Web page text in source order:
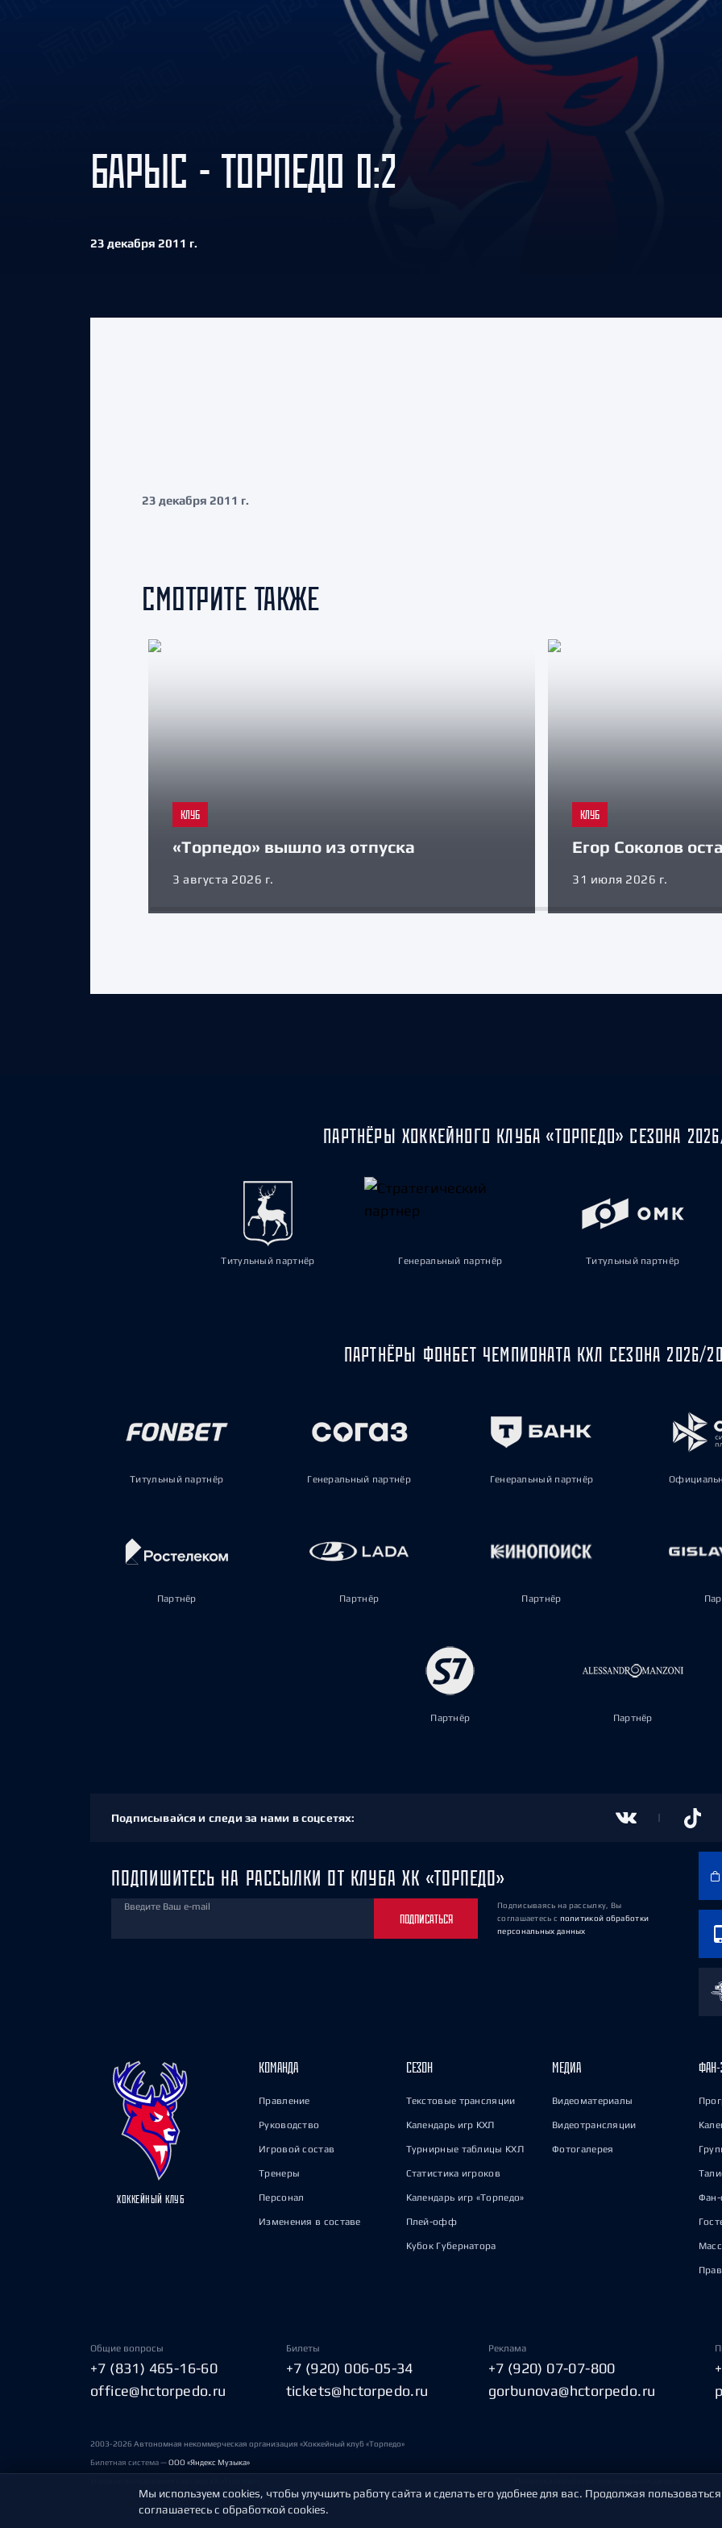
Амур
Барыс
Салават Юлаев
Сибирь
БАРЫС - ТОРПЕДО 0:2
23 декабря 2011 г.
23 декабря 2011 г.
СМОТРИТЕ ТАКЖЕ
КЛУБ
«Торпедо» вышло из отпуска
3 августа 2026 г.
КЛУБ
Егор Соколов
31 июля 2026 г.
ПАРТНЁРЫ ХОККЕЙНОГО КЛУБА «ТОРПЕДО» СЕЗОНА
Титульный партнёр Генеральный партнёр Титульный партнёр
ПАРТНЁРЫ ФОНБЕТ ЧЕМПИОНАТА КХЛ СЕЗОНА 2026/
Титульный партнёр Генеральный партнёр Генеральный партнёр
Партнёр Партнёр Партнёр
Партнёр Партнёр
Подписывайся и следи за нами в соцсетях:
ПОДПИШИТЕСЬ НА РАССЫЛКИ ОТ КЛУБА ХК «ТОРПЕДО»
Введите Ваш e-mail
ПОДПИСАТЬСЯ
Подписываясь на рассылку, Вы
соглашаетесь с политикой обработки
персональных данных
ХОККЕЙНЫЙ КЛУБ
КОМАНДА
Правление
Руководство
Игровой состав
Тренеры
Персонал
Изменения в составе
СЕЗОН
Текстовые трансляции
Календарь игр КХЛ
Турнирные таблицы КХЛ
Статистика игроков
Календарь игр «Торпедо»
Плей-офф
Кубок Губернатора
МЕДИА
Видеоматериалы
Видеотрансляции
Фотогалерея
ФАН-
Фан-
Общие вопросы
+7 (831) 465-16-60
office@hctorpedo.ru
Билеты
+7 (920) 006-05-34
tickets@hctorpedo.ru
Реклама
+7 (920) 07-07-800
gorbunova@hctorpedo.ru
2003-2026 Автономная некоммерческая организация «Хоккейный клуб «Торпедо»
Билетная система —ООО «Яндекс Музыка»
Мы используем cookies, чтобы улучшить работу сайта и сделать его удобнее для вас. Продолжая
соглашаетесь с обработкой cookies.